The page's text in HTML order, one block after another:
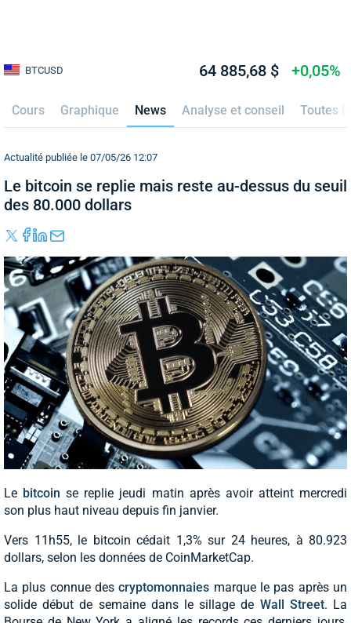
BTCUSD 64 885,68 $ +0,05%
Cours Graphique News Analyse et conseil Toutes
Actualité publiée le 07/05/26 12:07
Le bitcoin se replie mais reste au-dessus du seuil
des 80.000 dollars
Le bitcoin se replie jeudi matin après avoir atteint mercredi
son plus haut niveau depuis fin janvier.
Vers 11h55, le bitcoin cédait 1,3% sur 24 heures, à 80.923
dollars, selon les données de CoinMarketCap.
La plus connue descryptomonnaies marque le pas après un
solide début de semaine dans le sillage de Wall Street. La